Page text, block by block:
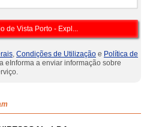
, Condições de Utilização e Política de
eInforma a enviar informação sobre